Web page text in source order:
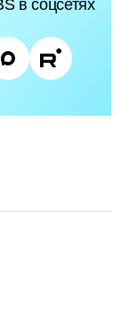
в соцсетях